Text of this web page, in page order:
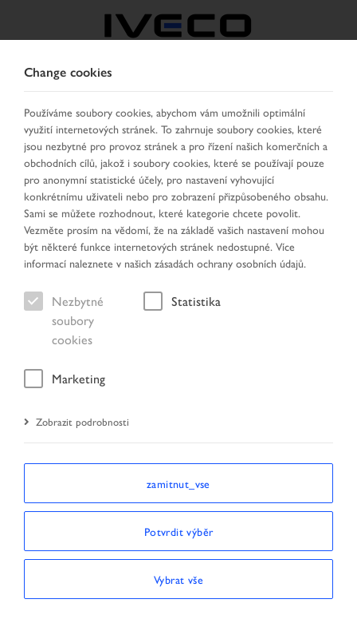
CZECH REPUBLIC /
SLOVAKIA
VYBRAT ZEMI ZMĚNIT JAZYK
Toggle
navigation
MENU
Vozidlo
Úvodní stránka
Previous
Change cookies
Používáme soubory cookies, abychom vám umožnili optimální
využití internetových stránek. To zahrnuje soubory cookies, které
jsou nezbytné pro provoz stránek a pro řízení našich komerčních a
obchodních cílů, jakož i soubory cookies, které se používají pouze
pro anonymní statistické účely, pro nastavení vyhovující
konkrétnímu uživateli nebo pro zobrazení přizpůsobeného obsahu.
Sami se můžete rozhodnout, které kategorie chcete povolit.
Vezměte prosím na vědomí, že na základě vašich nastavení mohou
být některé funkce internetových stránek nedostupné. Více
informací naleznete v našich zásadách ochrany osobních údajů.
Nezbytné
soubory
cookies
Statistika
Marketing
Zobrazit podrobnosti
zamitnut_vse
Potvrdit výběr
Vybrat vše